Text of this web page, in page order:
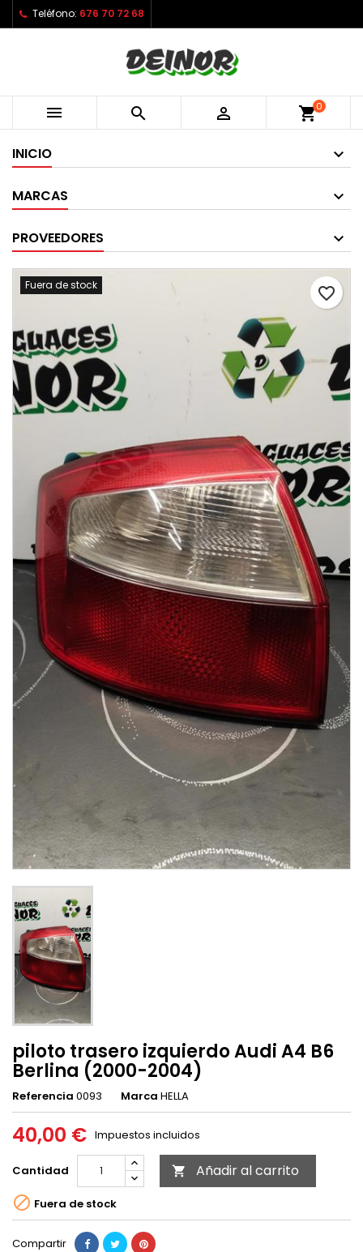
Teléfono: 676 70 72 68
   shopping_cart0
INICIO
MARCAS
PROVEEDORES
favorite_border
Fuera de stock
piloto trasero izquierdo Audi A4 B6
Berlina (2000-2004)
Referencia 0093 Marca HELLA
40,00 € Impuestos incluidos
Cantidad  Añadir al carrito
 Fuera de stock
Compartir